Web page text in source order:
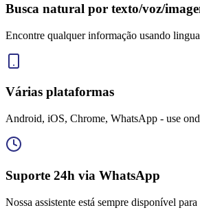
Busca natural por texto/voz/
Encontre qualquer informação usando
Várias plataformas
Android, iOS, Chrome, WhatsApp - use
Suporte 24h via WhatsApp
Nossa assistente está sempre disponível